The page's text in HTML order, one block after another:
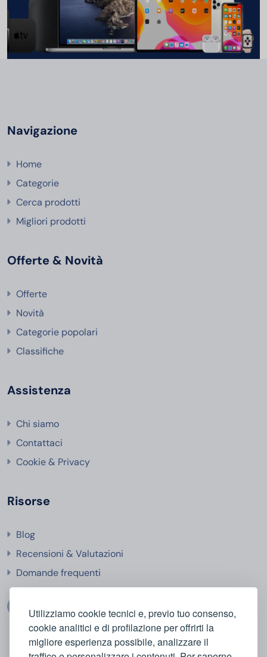
Utilizziamo cookie tecnici e, previo tuo consenso,
cookie analitici e di profilazione per offrirti la
migliore esperienza possibile, analizzare il
Navigazione
Home
Categorie
Cerca prodotti
Migliori prodotti
Offerte & Novità
Offerte
Novità
Categorie popolari
Classifiche
Assistenza
Chi siamo
Contattaci
Cookie & Privacy
Risorse
Blog
Recensioni & Valutazioni
Domande frequenti